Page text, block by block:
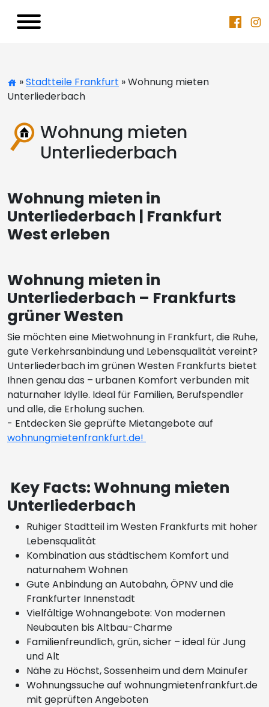
»Stadtteile Frankfurt » Wohnung mieten
Unterliederbach
Wohnung mieten
Unterliederbach
Wohnung mieten in
Unterliederbach | Frankfurt
West erleben
Wohnung mieten in
Unterliederbach – Frankfurts
grüner Westen
Sie möchten eine Mietwohnung in Frankfurt, die Ruhe,
gute Verkehrsanbindung und Lebensqualität vereint?
Unterliederbach im grünen Westen Frankfurts bietet
Ihnen genau das – urbanen Komfort verbunden mit
naturnaher Idylle. Ideal für Familien, Berufspendler
und alle, die Erholung suchen.
- Entdecken Sie geprüfte Mietangebote auf
wohnungmietenfrankfurt.de!
Key Facts: Wohnung mieten
Unterliederbach
Ruhiger Stadtteil im Westen Frankfurts mit hoher
Lebensqualität
Kombination aus städtischem Komfort und
naturnahem Wohnen
Gute Anbindung an Autobahn, ÖPNV und die
Frankfurter Innenstadt
Vielfältige Wohnangebote: Von modernen
Neubauten bis Altbau-Charme
Familienfreundlich, grün, sicher – ideal für Jung
und Alt
Nähe zu Höchst, Sossenheim und dem Mainufer
Wohnungssuche auf wohnungmietenfrankfurt.de
mit geprüften Angeboten